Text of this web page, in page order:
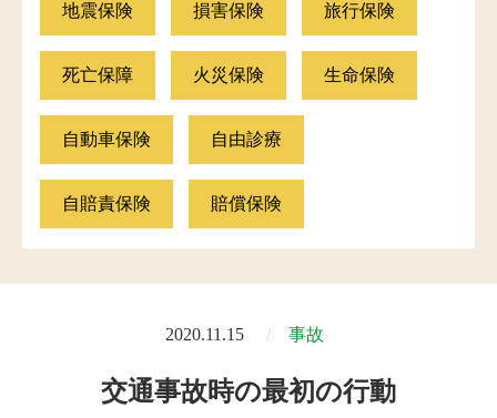
地震保険 損害保険 旅行保険
死亡保障 火災保険 生命保険
自動車保険 自由診療
自賠責保険 賠償保険
2020.11.15 事故
交通事故時の最初の行動